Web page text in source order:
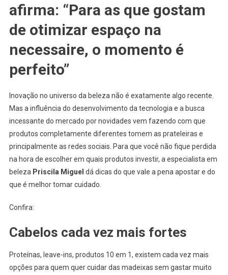
afirma: “Para as que gostam
de otimizar espaço na
necessaire, o momento é
perfeito”
Inovação no universo da beleza não é exatamente algo recente.
Mas a influência do desenvolvimento da tecnologia e a busca
incessante do mercado por novidades vem fazendo com que
produtos completamente diferentes tomem as prateleiras e
principalmente as redes sociais. Para que você não fique perdida
na hora de escolher em quais produtos investir, a especialista em
beleza Priscila Miguel dá dicas do que vale a pena apostar e do
que é melhor tomar cuidado.
Confira:
Cabelos cada vez mais fortes
Proteínas, leave-ins, produtos 10 em 1, existem cada vez mais
opções para quem quer cuidar das madeixas sem gastar muito